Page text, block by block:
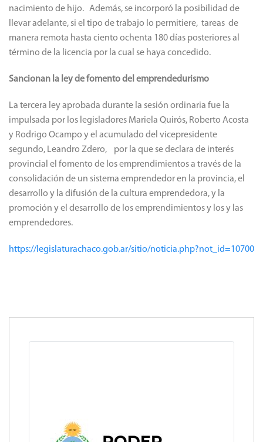
nacimiento de hijo. Además, se incorporó la posibilidad de
llevar adelante, si el tipo de trabajo lo permitiere, tareas de
manera remota hasta ciento ochenta 180 días posteriores al
término de la licencia por la cual se haya concedido.
Sancionan la ley de fomento del emprendedurismo
La tercera ley aprobada durante la sesión ordinaria fue la
impulsada por los legisladores Mariela Quirós, Roberto Acosta
y Rodrigo Ocampo y el acumulado del vicepresidente
segundo, Leandro Zdero, por la que se declara de interés
provincial el fomento de los emprendimientos a través de la
consolidación de un sistema emprendedor en la provincia, el
desarrollo y la difusión de la cultura emprendedora, y la
promoción y el desarrollo de los emprendimientos y los y las
emprendedores.
https://legislaturachaco.gob.ar/sitio/noticia.php?not_id=10700